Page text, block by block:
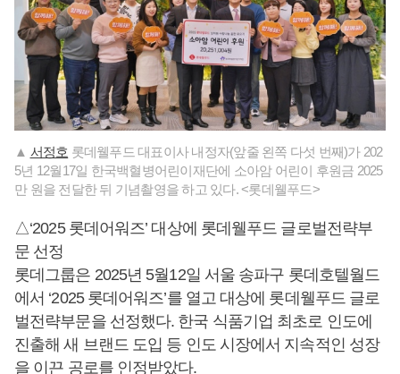
▲ 서정호 롯데웰푸드 대표이사 내정자(앞줄 왼쪽 다섯 번째)가 202
5년 12월17일 한국백혈병어린이재단에 소아암 어린이 후원금 2025
만 원을 전달한 뒤 기념촬영을 하고 있다. <롯데웰푸드>
△‘2025 롯데어워즈’ 대상에 롯데웰푸드 글로벌전략부
문 선정
롯데그룹은 2025년 5월12일 서울 송파구 롯데호텔월드
에서 ‘2025 롯데어워즈’를 열고 대상에 롯데웰푸드 글로
벌전략부문을 선정했다. 한국 식품기업 최초로 인도에
진출해 새 브랜드 도입 등 인도 시장에서 지속적인 성장
을 이끈 공로를 인정받았다.